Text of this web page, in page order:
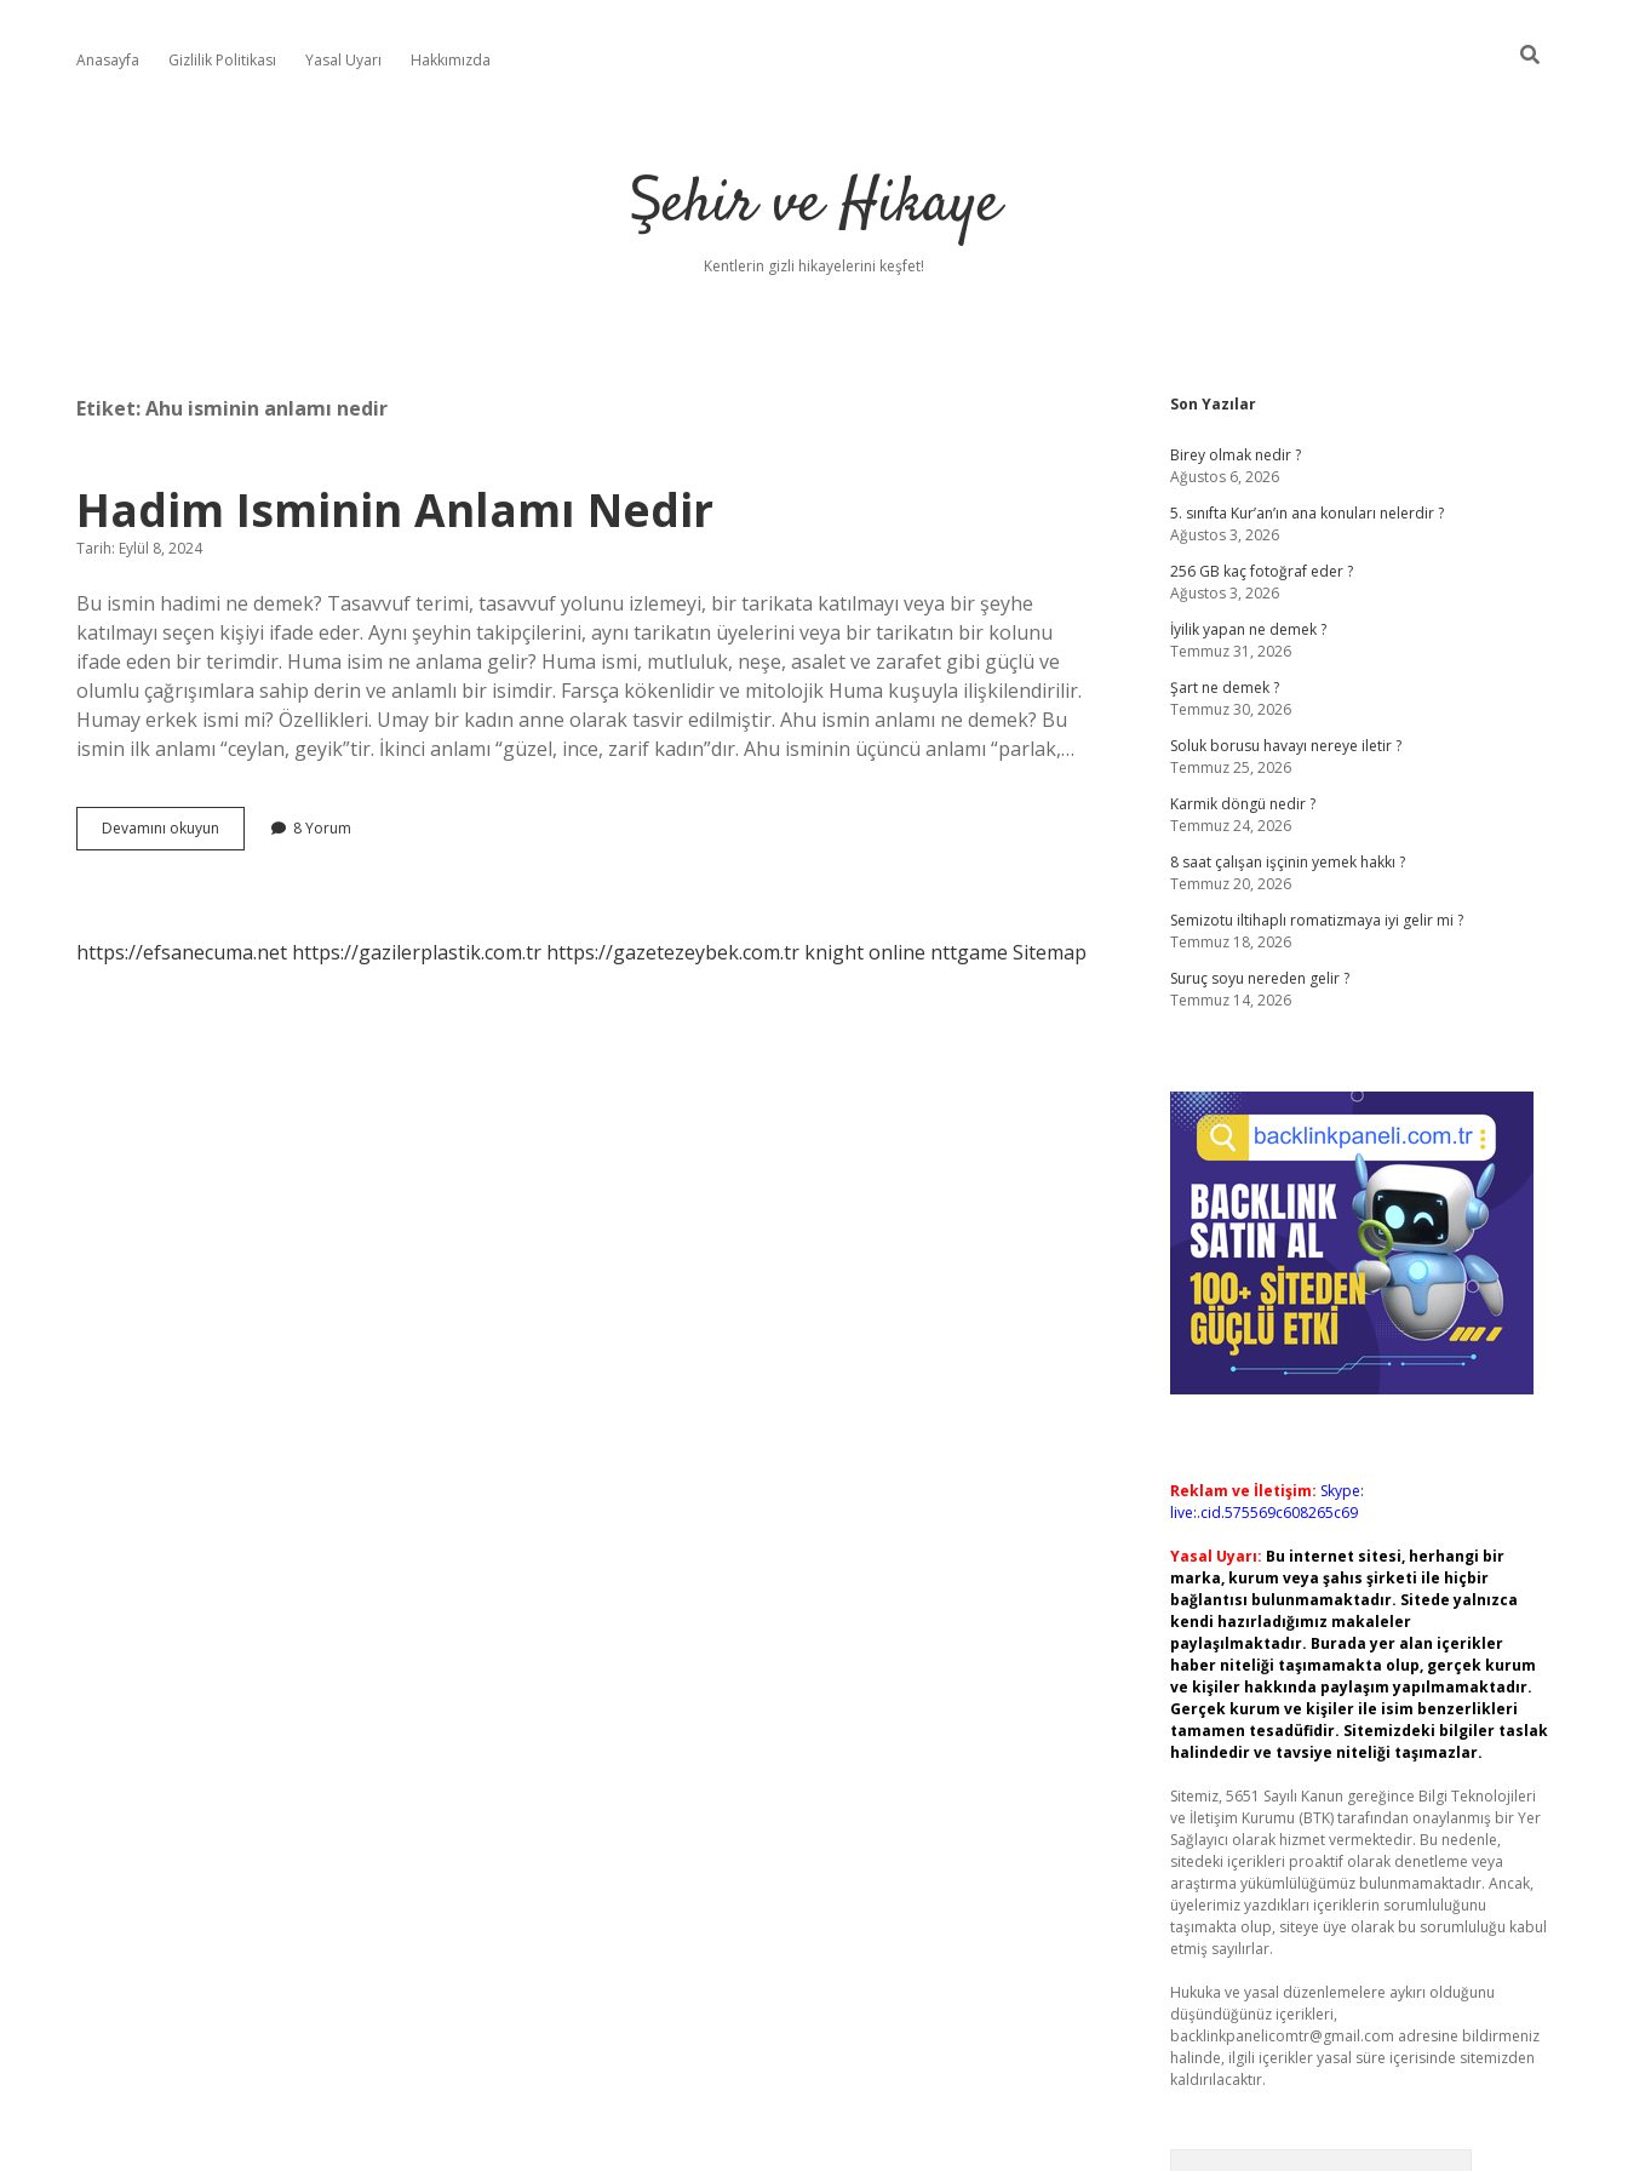
Anasayfa Gizlilik Politikası Yasal Uyarı Hakkımızda
Şehir ve Hikaye
Kentlerin gizli hikayelerini keşfet!
Etiket:Ahu isminin anlamı nedir
Hadim Isminin Anlamı Nedir
Tarih: Eylül 8, 2024
Bu ismin hadimi ne demek? Tasavvuf terimi, tasavvuf yolunu izlemeyi, bir tarikata katılmayı veya bir şeyhe
katılmayı seçen kişiyi ifade eder. Aynı şeyhin takipçilerini, aynı tarikatın üyelerini veya bir tarikatın bir kolunu
ifade eden bir terimdir. Huma isim ne anlama gelir? Huma ismi, mutluluk, neşe, asalet ve zarafet gibi güçlü ve
olumlu çağrışımlara sahip derin ve anlamlı bir isimdir. Farsça kökenlidir ve mitolojik Huma kuşuyla ilişkilendirilir.
Humay erkek ismi mi? Özellikleri. Umay bir kadın anne olarak tasvir edilmiştir. Ahu ismin anlamı ne demek? Bu
ismin ilk anlamı “ceylan, geyik”tir. İkinci anlamı “güzel, ince, zarif kadın”dır. Ahu isminin üçüncü anlamı “parlak,…
Devamını okuyun
Isminin
8 Yorum
https://efsanecuma.net https://gazilerplastik.com.tr https://gazetezeybek.com.tr knight online nttgame Sitemap
Sidebar
Son Yazılar
Birey olmak nedir ?
Ağustos 6, 2026
5. sınıfta Kur’an’ın ana konuları nelerdir ?
Ağustos 3, 2026
256 GB kaç fotoğraf eder ?
Ağustos 3, 2026
İyilik yapan ne demek ?
Temmuz 31, 2026
Şart ne demek ?
Temmuz 30, 2026
Soluk borusu havayı nereye iletir ?
Temmuz 25, 2026
Karmik döngü nedir ?
Temmuz 24, 2026
8 saat çalışan işçinin yemek hakkı ?
Temmuz 20, 2026
Semizotu iltihaplı romatizmaya iyi gelir mi ?
Temmuz 18, 2026
Suruç soyu nereden gelir ?
Temmuz 14, 2026
Reklam ve İletişim: Skype:
live:.cid.575569c608265c69
Yasal Uyarı: Bu internet sitesi, herhangi bir
marka, kurum veya şahıs şirketi ile hiçbir
bağlantısı bulunmamaktadır. Sitede yalnızca
kendi hazırladığımız makaleler
paylaşılmaktadır. Burada yer alan içerikler
haber niteliği taşımamakta olup, gerçek kurum
ve kişiler hakkında paylaşım yapılmamaktadır.
Gerçek kurum ve kişiler ile isim benzerlikleri
tamamen tesadüfidir. Sitemizdeki bilgiler taslak
halindedir ve tavsiye niteliği taşımazlar.
Sitemiz, 5651 Sayılı Kanun gereğince Bilgi Teknolojileri
ve İletişim Kurumu (BTK) tarafından onaylanmış bir Yer
Sağlayıcı olarak hizmet vermektedir. Bu nedenle,
sitedeki içerikleri proaktif olarak denetleme veya
araştırma yükümlülüğümüz bulunmamaktadır. Ancak,
üyelerimiz yazdıkları içeriklerin sorumluluğunu
taşımakta olup, siteye üye olarak bu sorumluluğu kabul
etmiş sayılırlar.
Hukuka ve yasal düzenlemelere aykırı olduğunu
düşündüğünüz içerikleri,
backlinkpanelicomtr@gmail.com adresine bildirmeniz
halinde, ilgili içerikler yasal süre içerisinde sitemizden
kaldırılacaktır.